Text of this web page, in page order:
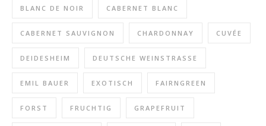
BLANC DE NOIR CABERNET BLANC
CABERNET SAUVIGNON CHARDONNAY CUVÉE
DEIDESHEIM DEUTSCHE WEINSTRASSE
EMIL BAUER EXOTISCH FAIRNGREEN
FORST FRUCHTIG GRAPEFRUIT